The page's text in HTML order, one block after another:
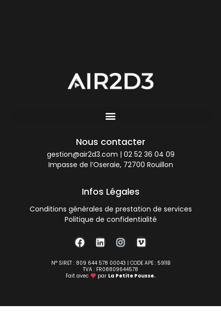
Nous contacter
gestion@air2d3.com | 02 52 36 04 09
Impasse de l’Oseraie, 72700 Rouillon
Infos Légales
Conditions générales de prestation de services
Politique de confidentialité
N° SIRET : 809 644 578 00043 | CODE APE : 5911B
TVA : FR08809644578
Fait avec
par La Petite Pousse.